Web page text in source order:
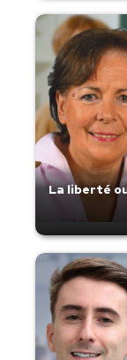
La liberté